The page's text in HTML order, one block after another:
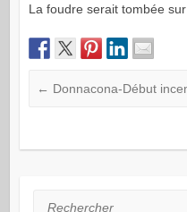
La foudre serait tombée
← Donnacona-Début
Rechercher